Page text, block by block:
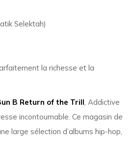
Selektah)
la richesse et la
B Return of the Trill, Addictive
incontournable. Ce magasin de
large sélection d’albums hip-hop,